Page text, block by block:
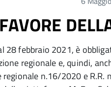
28 febbraio 2021, è
regionale e, quindi,
n.16/2020 e